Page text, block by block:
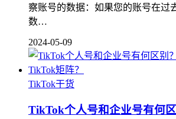
察账号的数据：如果您的账号在过
数…
2024-05-09
TikTok干货
TikTok个人号和企业号有何